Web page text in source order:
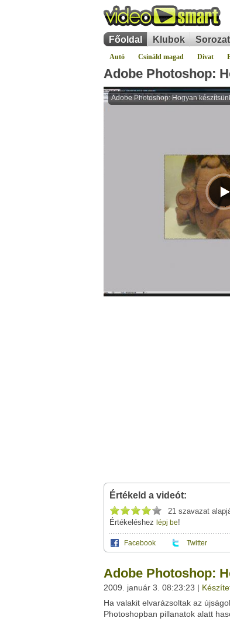
Főoldal Klubok
Autó Csináld magad Divat
Adobe Photoshop:
Értékeld a videót:
21 szavazat
Értékeléshez lépj be!
Facebook Twitter
a saját leveleződet,vagyezt a
Neved:
E-mail címed:
Ez a videó nem még nem
Ha van egy kis időd,nézz szét
Adobe Photoshop:
2009. január 3. 08:23:23 |
Ha valakit elvarázsoltak az
Photoshopban pillanatok alatt